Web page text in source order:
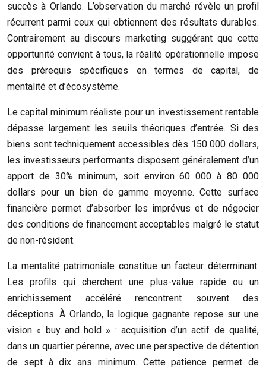
succès à Orlando. L’observation du marché révèle un profil
récurrent parmi ceux qui obtiennent des résultats durables.
Contrairement au discours marketing suggérant que cette
opportunité convient à tous, la réalité opérationnelle impose
des prérequis spécifiques en termes de capital, de
mentalité et d’écosystème.
Le capital minimum réaliste pour un investissement rentable
dépasse largement les seuils théoriques d’entrée. Si des
biens sont techniquement accessibles dès 150 000 dollars,
les investisseurs performants disposent généralement d’un
apport de 30% minimum, soit environ 60 000 à 80 000
dollars pour un bien de gamme moyenne. Cette surface
financière permet d’absorber les imprévus et de négocier
des conditions de financement acceptables malgré le statut
de non-résident.
La mentalité patrimoniale constitue un facteur déterminant.
Les profils qui cherchent une plus-value rapide ou un
enrichissement accéléré rencontrent souvent des
déceptions. À Orlando, la logique gagnante repose sur une
vision « buy and hold » : acquisition d’un actif de qualité,
dans un quartier pérenne, avec une perspective de détention
de sept à dix ans minimum. Cette patience permet de